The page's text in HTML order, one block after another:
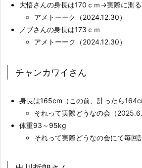
大悟さんの身長は170ｃｍ→実際に測
アメトーーク（2024.12.30）
ノブさんの身長は173ｃｍ
アメトーーク（2024.12.30）
チャンカワイさん
身長は165cm（この前、計ったら
それって実際どうなの会（
体重93～95kg
それって実際どうなの会にて毎回